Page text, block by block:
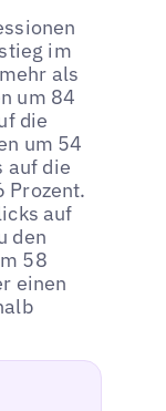
im
als
um 84
die
um 54
auf die
Prozent.
auf
den
58
einen